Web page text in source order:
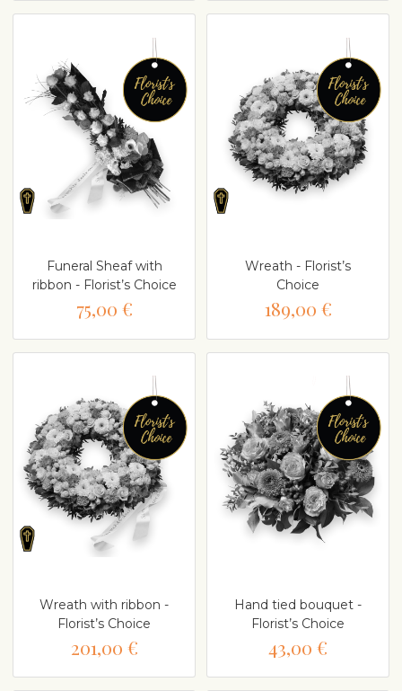
Funeral Sheaf with
ribbon - Florist’s Choice
75,00 €
Wreath - Florist’s
Choice
189,00 €
Wreath with ribbon -
Florist’s Choice
201,00 €
Hand tied bouquet -
Florist’s Choice
43,00 €